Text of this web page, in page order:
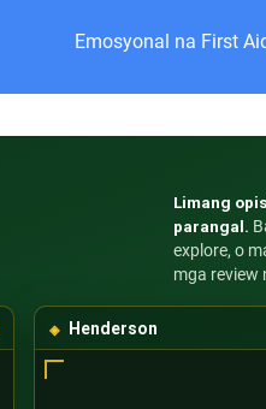
Emosyonal na First
Limang
parangal.
explore, o
mga review
Henderson